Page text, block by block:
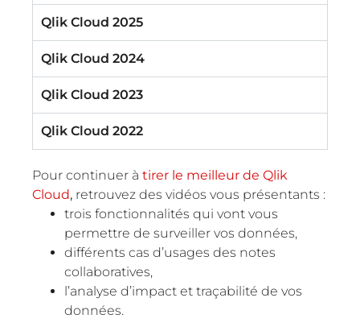
Qlik Cloud 2025
Qlik Cloud 2024
Qlik Cloud 2023
Qlik Cloud 2022
Pour continuer à tirer le meilleur de Qlik
Cloud, retrouvez des vidéos vous présentants :
trois fonctionnalités qui vont vous
permettre de surveiller vos données,
différents cas d’usages des notes
collaboratives,
l’analyse d’impact et traçabilité de vos
données.